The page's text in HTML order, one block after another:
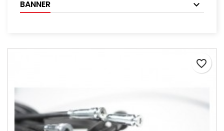
BANNER
favorite_border